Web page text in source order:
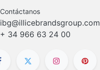
Contáctanos
ibg@illicebrandsgroup.com
+ 34 966 63 24 00